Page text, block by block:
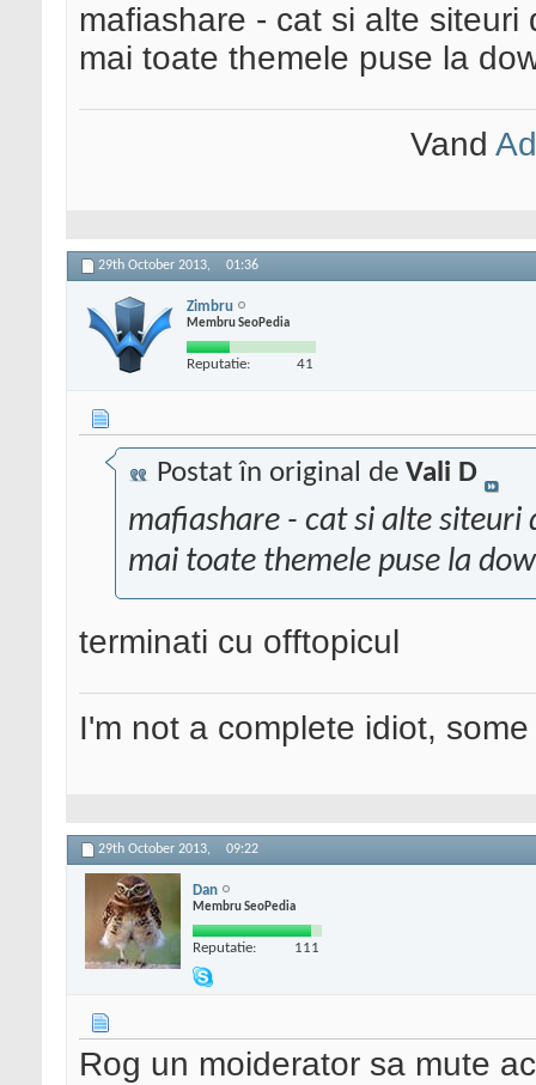
mafiashare - cat si alte
mai toate themele puse la
Vand
29th October 2013, 01:36
Zimbru
Membru SeoPedia
Reputatie: 41
Postat în original de Vali D
mafiashare - cat si alte siteuri
mai toate themele puse la
terminati cu offtopicul
I'm not a complete idiot,
29th October 2013, 09:22
Dan
Membru SeoPedia
Reputatie: 111
Rog un moiderator sa mute